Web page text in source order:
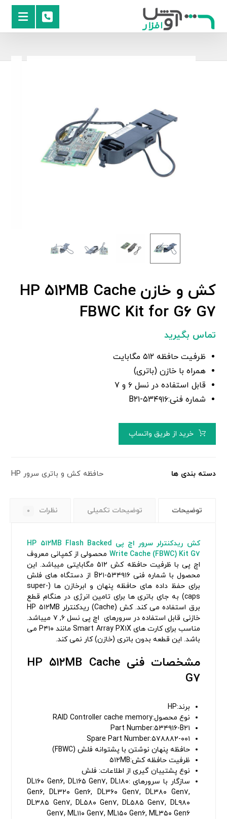
کش و خازن HP ۵۱۲MB Cache
FBWC Kit for G۶ G۷
تماس بگیرید
ظرفیت حافظه ۵۱۲ مگابایت
همراه با خازن (باتری)
قابل استفاده در نسل ۶ و ۷
شماره فنی:۵۳۴۹۱۶-B۲۱
خرید از طریق واتساپ
دسته بندی ها حافظه کش و باتری سرور HP
توضیحات توضیحات تکمیلی نظرات ۰
کش ریدکنترلر سرور اچ پی HP ۵۱۲MB Flash Backed
Write Cache (FBWC) Kit G۷ محصولی از کمپانی معروف
اچ پی با ظرفیت حافظه کش ۵۱۲ مگابایتی میباشد. این
محصول با شماره فنی ۵۳۴۹۱۶-B۲۱ از دستگاه های فلش
برای حفظ داده های حافظه پنهان و ابرخازن ها (super-
caps) به جای باتری ها برای تامین انرژی در هنگام قطع
برق استفاده می کند. کش (Cache) ریدکنترلر HP ۵۱۲MB
خازنی قابل استفاده در سرورهای اچ پی نسل ۶, ۷ میباشد.
مناسب برای کارت های Smart Array PX۱X مانند P۴۱۰ می
باشد. این قطعه بدون باتری (خازن) کار نمی کند.
مشخصات فنی HP ۵۱۲MB Cache
G۷
برند:HP
نوع محصول:RAID Controller cache memory
Part Number:۵۳۴۹۱۶-B۲۱
Spare Part Number:۵۷۸۸۸۲-۰۰۱
حافظه پنهان نوشتن با پشتوانه فلش (FBWC)
ظرفیت حافظه کش:۵۱۲MB
نوع پشتیبان گیری از اطلاعات: فلش
سازگار با سرورهای :DL۱۶۰ Gen۶, DL۱۶۵ Gen۷, DL۱۸۰
Gen۶, DL۳۲۰ Gen۶, DL۳۶۰ Gen۷, DL۳۸۰ Gen۷,
DL۳۸۵ Gen۷, DL۵۸۰ Gen۷, DL۵۸۵ Gen۷, DL۹۸۰
Gen۷, ML۱۱۰ Gen۷, ML۱۵۰ Gen۶, ML۳۵۰ Gen۶